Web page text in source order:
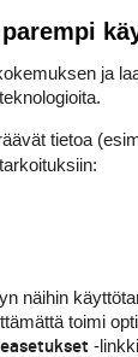
13:ta
ja
tietoa
näihin
toimi
-